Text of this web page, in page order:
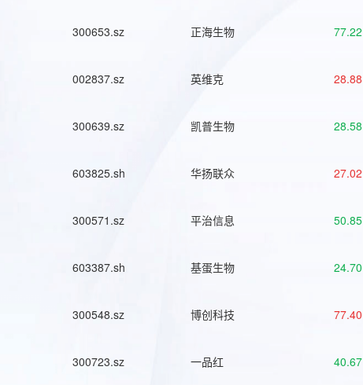
300653.sz 正海生物 77.22
002837.sz 英维克 28.88
300639.sz 凯普生物 28.58
603825.sh 华扬联众 27.02
300571.sz 平治信息 50.85
603387.sh 基蛋生物 24.70
300548.sz 博创科技 77.40
300723.sz 一品红 40.67